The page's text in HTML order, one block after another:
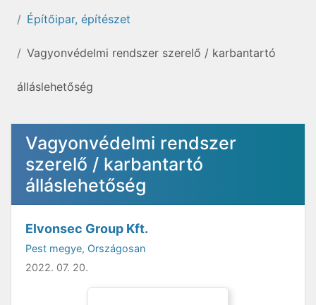
Építőipar, építészet
Vagyonvédelmi rendszer szerelő / karbantartó
álláslehetőség
Vagyonvédelmi rendszer
szerelő / karbantartó
álláslehetőség
Elvonsec Group Kft.
Pest megye, Országosan
2022. 07. 20.